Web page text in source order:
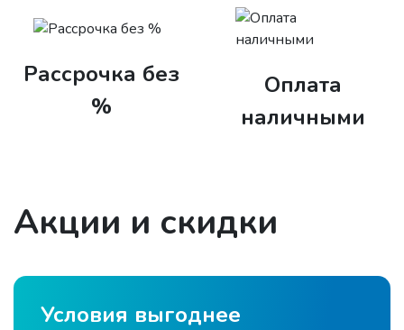
Рассрочка без
%
Оплата
наличными
Акции и скидки
Условия выгоднее